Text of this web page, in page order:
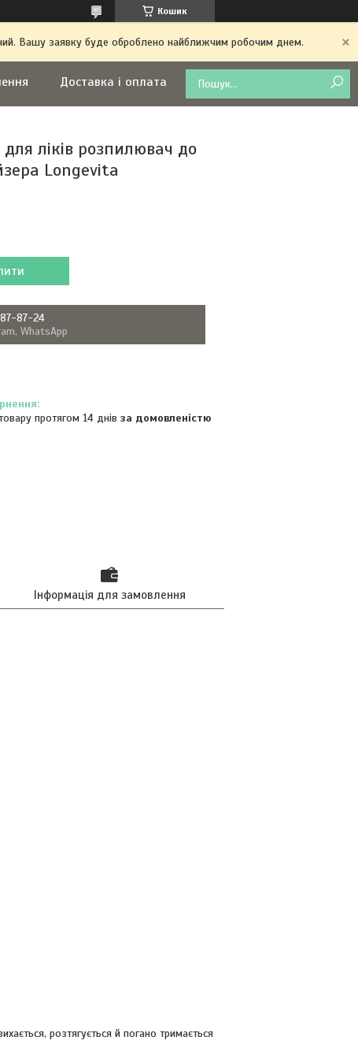
Кошик
Вашу заявку буде оброблено найближчим робочим днем.
Доставка і оплата
для ліків розпилювач до
Longevita
87-24
WhatsApp
протягом 14 днів за домовленістю
Інформація для замовлення
розтягується й погано тримається